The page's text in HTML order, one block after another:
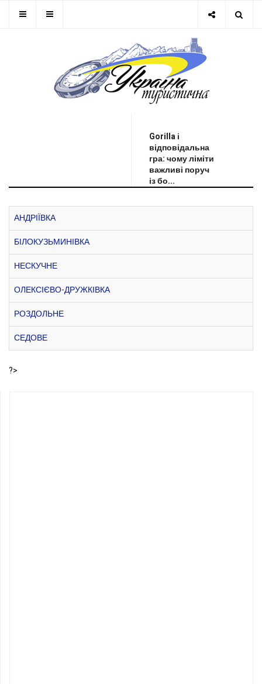
Gorilla і
відповідальна
гра: чому ліміти
важливі поруч
із бо...
АНДРІЇВКА
БІЛОКУЗЬМИНІВКА
НЕСКУЧНЕ
ОЛЕКСІЄВО-ДРУЖКІВКА
РОЗДОЛЬНЕ
СЕДОВЕ
?>